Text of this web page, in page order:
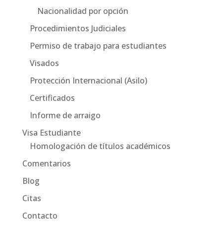
Nacionalidad por opción
Procedimientos Judiciales
Permiso de trabajo para estudiantes
Visados
Protección Internacional (Asilo)
Certificados
Informe de arraigo
Visa Estudiante
Homologación de títulos académicos
Comentarios
Blog
Citas
Contacto